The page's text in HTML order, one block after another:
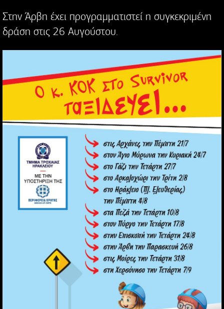
Στην Άρβη έχει προγραμματιστεί η συγκεκριμένη
δράση στις 26 Αυγούστου.